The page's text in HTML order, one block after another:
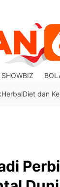
SHOWBIZ
HerbalDiet dan